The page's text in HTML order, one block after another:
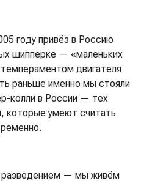
году привёз в Россию
шипперке — «маленьких
двигателя
раньше именно мы стояли
колли в России — тех
которые умеют считать
— мы живём